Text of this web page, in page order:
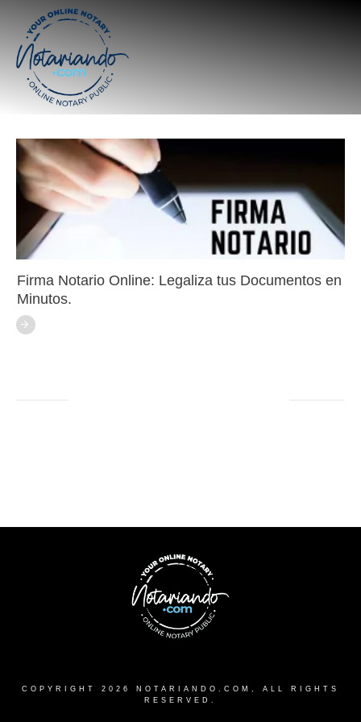
Firma Notario Online: Legaliza tus Documentos en
Minutos.
COPYRIGHT 2026 NOTARIANDO.COM , ALL RIGHTS
RESERVED.